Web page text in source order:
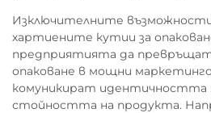
Изключителните възможности
хартиените кутии за
предприятията да
опаковане в мощни
комуникират идентичността
стойността на продукта.